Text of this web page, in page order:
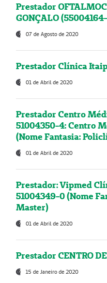
Prestador
GONÇALO
07 de Agosto de 2020
Prestador Clínica
01 de Abril de 2020
Prestador Centro
51004350-4: Centro
(Nome Fantasia:
01 de Abril de 2020
Prestador: Vipmed
51004349-0 (Nome
Master)
01 de Abril de 2020
Prestador CENTRO
15 de Janeiro de 2020